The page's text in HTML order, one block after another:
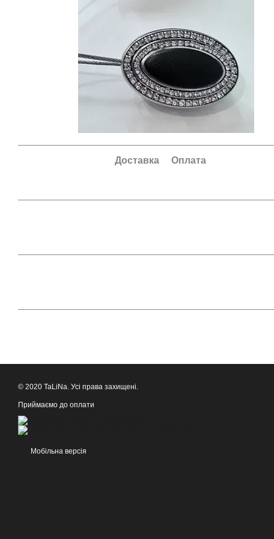
Доставка Оплата
© 2020 TaLiNa. Усі права захищені.
Приймаємо до оплати
Мобільна версія